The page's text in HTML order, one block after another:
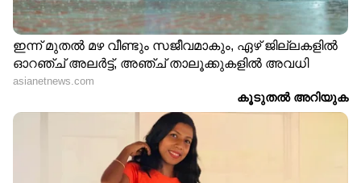
നിമിഷങ്ങൾക്കുള്ളിൽ
കംപാർട്ട്മെന്റ്
കത്തിയമർന്നു, ബിഹാറിൽ
വൻ അപകടം
തിരിച്ചറിഞ്ഞത് ക്രൂരമായ
ദുരഭിമാനക്കൊല